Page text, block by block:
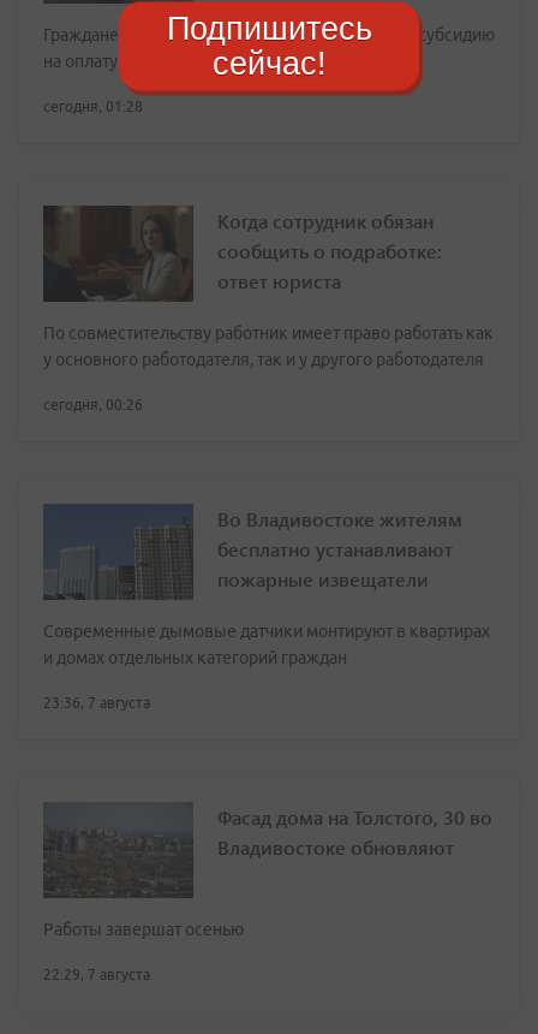
Граждане с низкими доходами могут оформить субсидию
на оплату ЖКУ
сегодня, 01:28
Когда сотрудник обязан
сообщить о подработке:
ответ юриста
По совместительству работник имеет право работать как
у основного работодателя, так и у другого работодателя
сегодня, 00:26
Во Владивостоке жителям
бесплатно устанавливают
пожарные извещатели
Современные дымовые датчики монтируют в квартирах
и домах отдельных категорий граждан
23:36, 7 августа
Фасад дома на Толстого, 30 во
Владивостоке обновляют
Работы завершат осенью
22:29, 7 августа
Подпишитесь
сейчас!